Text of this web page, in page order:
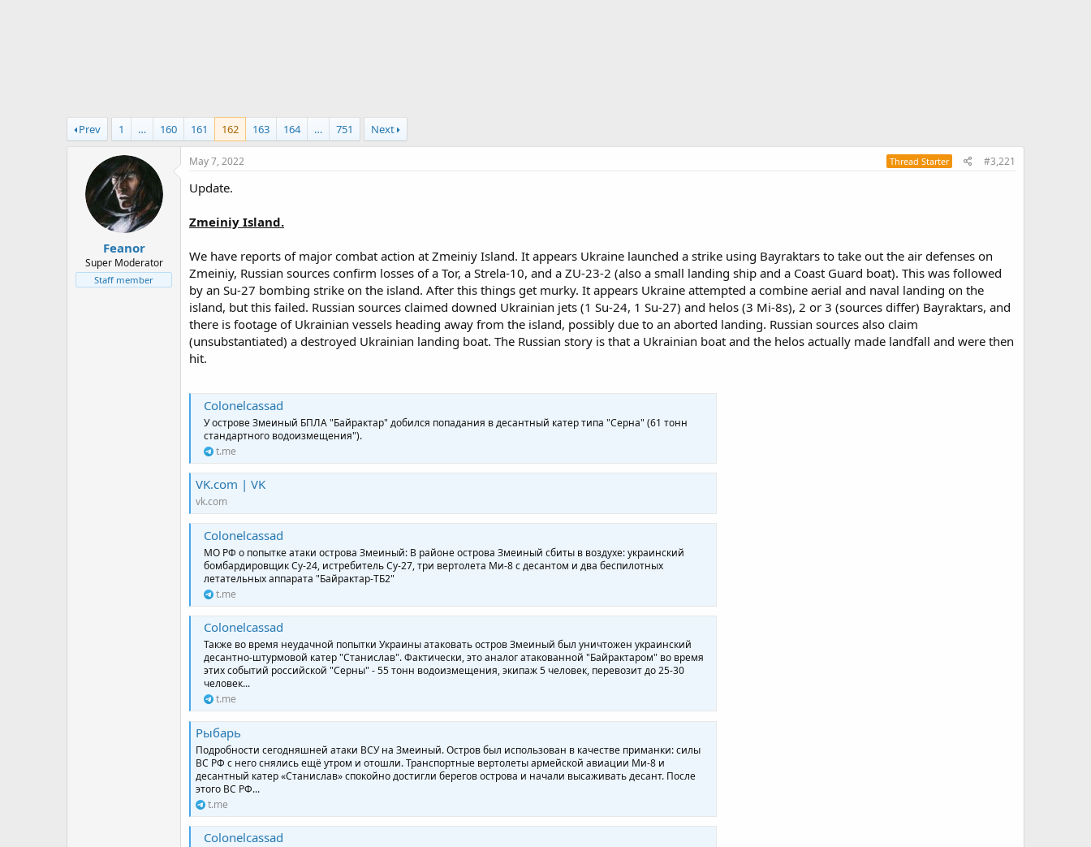
Prev 1 … 160 161 162 163 164 … 751 Next
Feanor
Super Moderator
Staff member
May 7, 2022 Thread Starter #3,221
Update.
Zmeiniy Island.
We have reports of major combat action at Zmeiniy Island. It appears Ukraine launched a strike using Bayraktars to take out the air defenses on
Zmeiniy, Russian sources confirm losses of a Tor, a Strela-10, and a ZU-23-2 (also a small landing ship and a Coast Guard boat). This was followed
by an Su-27 bombing strike on the island. After this things get murky. It appears Ukraine attempted a combine aerial and naval landing on the
island, but this failed. Russian sources claimed downed Ukrainian jets (1 Su-24, 1 Su-27) and helos (3 Mi-8s), 2 or 3 (sources differ) Bayraktars, and
there is footage of Ukrainian vessels heading away from the island, possibly due to an aborted landing. Russian sources also claim
(unsubstantiated) a destroyed Ukrainian landing boat. The Russian story is that a Ukrainian boat and the helos actually made landfall and were then
hit.
Colonelcassad
У острове Змеиный БПЛА "Байрактар" добился попадания в десантный катер типа "Серна" (61 тонн
стандартного водоизмещения").
t.me
VK.com | VK
vk.com
Colonelcassad
МО РФ о попытке атаки острова Змеиный: В районе острова Змеиный сбиты в воздухе: украинский
бомбардировщик Су-24, истребитель Су-27, три вертолета Ми-8 с десантом и два беспилотных
летательных аппарата "Байрактар-ТБ2"
t.me
Colonelcassad
Также во время неудачной попытки Украины атаковать остров Змеиный был уничтожен украинский
десантно-штурмовой катер "Станислав". Фактически, это аналог атакованной "Байрактаром" во время
этих событий российской "Серны" - 55 тонн водоизмещения, экипаж 5 человек, перевозит до 25-30
человек...
t.me
Рыбарь
Подробности сегодняшней атаки ВСУ на Змеиный. Остров был использован в качестве приманки: силы
ВС РФ с него снялись ещё утром и отошли. Транспортные вертолеты армейской авиации Ми-8 и
десантный катер «Станислав» спокойно достигли берегов острова и начали высаживать десант. После
этого ВС РФ...
t.me
Colonelcassad